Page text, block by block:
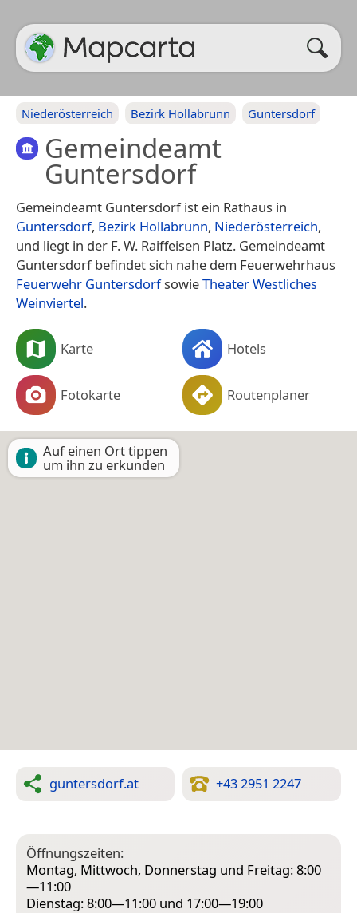
Niederösterreich Bezirk Hollabrunn Guntersdorf
Gemeindeamt
Guntersdorf
Gemeindeamt Guntersdorf ist ein Rathaus in
Guntersdorf, Bezirk Hollabrunn, Niederösterreich,
und liegt in der F. W. Raiffeisen Platz. Gemeindeamt
Guntersdorf befindet sich nahe dem Feuerwehrhaus
Feuerwehr GuntersdorfsowieTheater Westliches
Weinviertel.
Karte Hotels
Fotokarte Routenplaner
Auf einen Ort tippen
um ihn zu erkunden
guntersdorf.at +43 2951 2247
Öffnungszeiten:
Montag, Mittwoch, Donnerstag und Freitag: 8:00
—11:00
Dienstag: 8:00—11:00 und 17:00—19:00